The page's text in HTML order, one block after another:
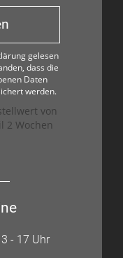
gelesen
dass die
Daten
werden.
von
2 Wochen
- 17 Uhr